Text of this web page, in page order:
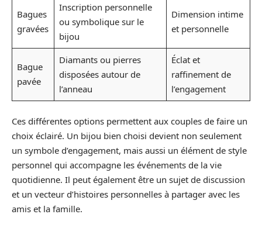
Bagues
gravées
Inscription personnelle
ou symbolique sur le
bijou
Dimension intime
et personnelle
Bague
pavée
Diamants ou pierres
disposées autour de
l’anneau
Éclat et
raffinement de
l’engagement
Ces différentes options permettent aux couples de faire un
choix éclairé. Un bijou bien choisi devient non seulement
un symbole d’engagement, mais aussi un élément de style
personnel qui accompagne les événements de la vie
quotidienne. Il peut également être un sujet de discussion
et un vecteur d’histoires personnelles à partager avec les
amis et la famille.